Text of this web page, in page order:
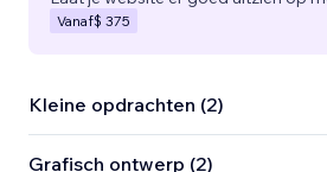
Vanaf$ 375
Kleine opdrachten (2)
Grafisch ontwerp (2)